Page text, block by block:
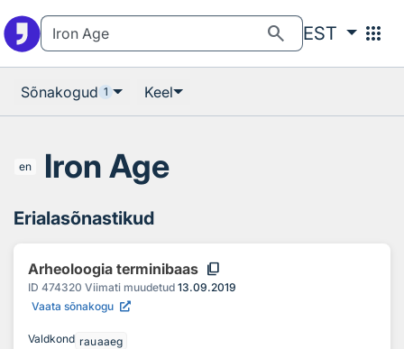
search EST apps
Sõnakogud 1 Keel
en Iron Age
Erialasõnastikud
Arheoloogia terminibaas content_copy
ID 474320 Viimati muudetud 13.09.2019
Vaata sõnakogu
Valdkond rauaaeg